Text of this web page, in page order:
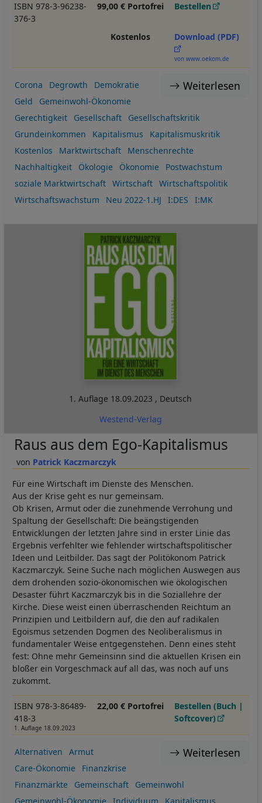
ISBN 978-3-96238-
376-3
99,00 € Portofrei Bestellen
Kostenlos Download (PDF)
von www.oekom.de
Weiterlesen
Corona Degrowth
Demokratie
Geld
Gemeinwohl-Ökonomie
Gerechtigkeit
Gesellschaft
Gesellschaftskritik
Grundeinkommen
Kapitalismus
Kapitalismuskritik
Kostenlos
Marktwirtschaft
Menschenrechte
Nachhaltigkeit
Ökologie Ökonomie
Postwachstum
soziale Marktwirtschaft
Wirtschaft
Wirtschaftspolitik
Wirtschaftswachstum
Neu 2022-1.HJ I:DES I:MK
1. Auflage 18.09.2023 , Deutsch
Westend-Verlag
Patrick Kaczmarczyk
Raus aus dem Ego-Kapitalismus
Für eine Wirtschaft im Dienste des Menschen.
Aus der Krise geht es nur gemeinsam.
Ob Krisen, Armut oder die zunehmende Verrohung und
Spaltung der Gesellschaft: Die beängstigenden
Entwicklungen der letzten Jahre sind in erster Linie das
Ergebnis verfehlter wie fehlender wirtschaftspolitischer
Ideen und Leitbilder. Das sagt der Politökonom Patrick
Kaczmarczyk. Seine Suche nach möglichen Auswegen aus
dem drohenden sozio-ökonomischen wie ökologischen
Desaster führt Kaczmarczyk bis in die Soziallehre der
Kirche. Diese weist einen überraschenden Reichtum an
Prinzipien und Leitbildern auf, die den auf radikalen
Egoismus setzenden Dogmen des Neoliberalismus in
fundamentaler Weise entgegenstehen. Denn eines steht
fest: Ohne mehr Gemeinsinn sind die aktuellen Krisen ein
bloßer ein Vorgeschmack auf all das, was noch auf uns
zukommt.
ISBN 978-3-86489-
418-3
1. Auflage 18.09.2023
22,00 € Portofrei
Bestellen (Buch |
Softcover)
Weiterlesen
Alternativen
Armut
Care-Ökonomie
Finanzkrise
Finanzmärkte
Gemeinschaft
Gemeinwohl
Gemeinwohl-Ökonomie
Individuum
Kapitalismus